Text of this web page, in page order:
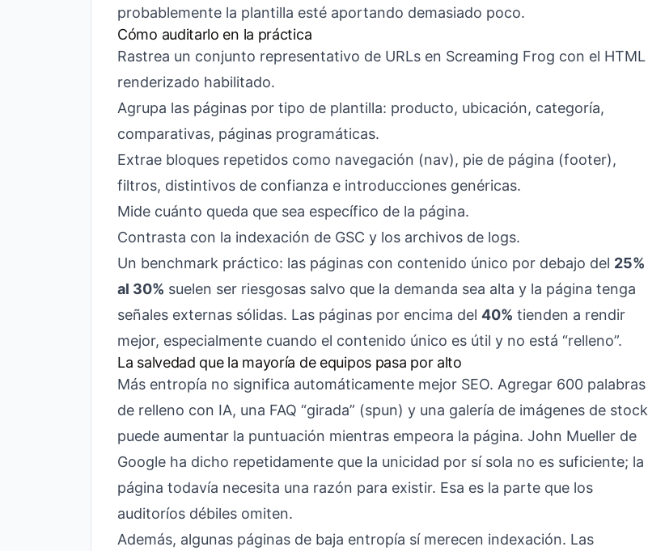
probablemente la plantilla esté aportando demasiado poco.
Cómo auditarlo en la práctica
Rastrea un conjunto representativo de URLs en Screaming Frog con el HTML
renderizado habilitado.
Agrupa las páginas por tipo de plantilla: producto, ubicación, categoría,
comparativas, páginas programáticas.
Extrae bloques repetidos como navegación (nav), pie de página (footer),
filtros, distintivos de confianza e introducciones genéricas.
Mide cuánto queda que sea específico de la página.
Contrasta con la indexación de GSC y los archivos de logs.
Un benchmark práctico: las páginas con contenido único por debajo del 25%
al 30% suelen ser riesgosas salvo que la demanda sea alta y la página tenga
señales externas sólidas. Las páginas por encima del 40% tienden a rendir
mejor, especialmente cuando el contenido único es útil y no está “relleno”.
La salvedad que la mayoría de equipos pasa por alto
Más entropía no significa automáticamente mejor SEO. Agregar 600 palabras
de relleno con IA, una FAQ “girada” (spun) y una galería de imágenes de stock
puede aumentar la puntuación mientras empeora la página. John Mueller de
Google ha dicho repetidamente que la unicidad por sí sola no es suficiente; la
página todavía necesita una razón para existir. Esa es la parte que los
auditoríos débiles omiten.
Además, algunas páginas de baja entropía sí merecen indexación. Las